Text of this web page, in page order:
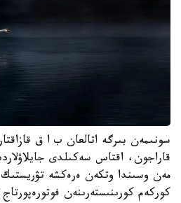
سونىمەن بىرگە اتالعان ب ا ق
قاراجون، اقتاس سەكىلدى
مەن وسىندا وتكەن ەرەكشە
كوركەم كورىنىستەرىنەن